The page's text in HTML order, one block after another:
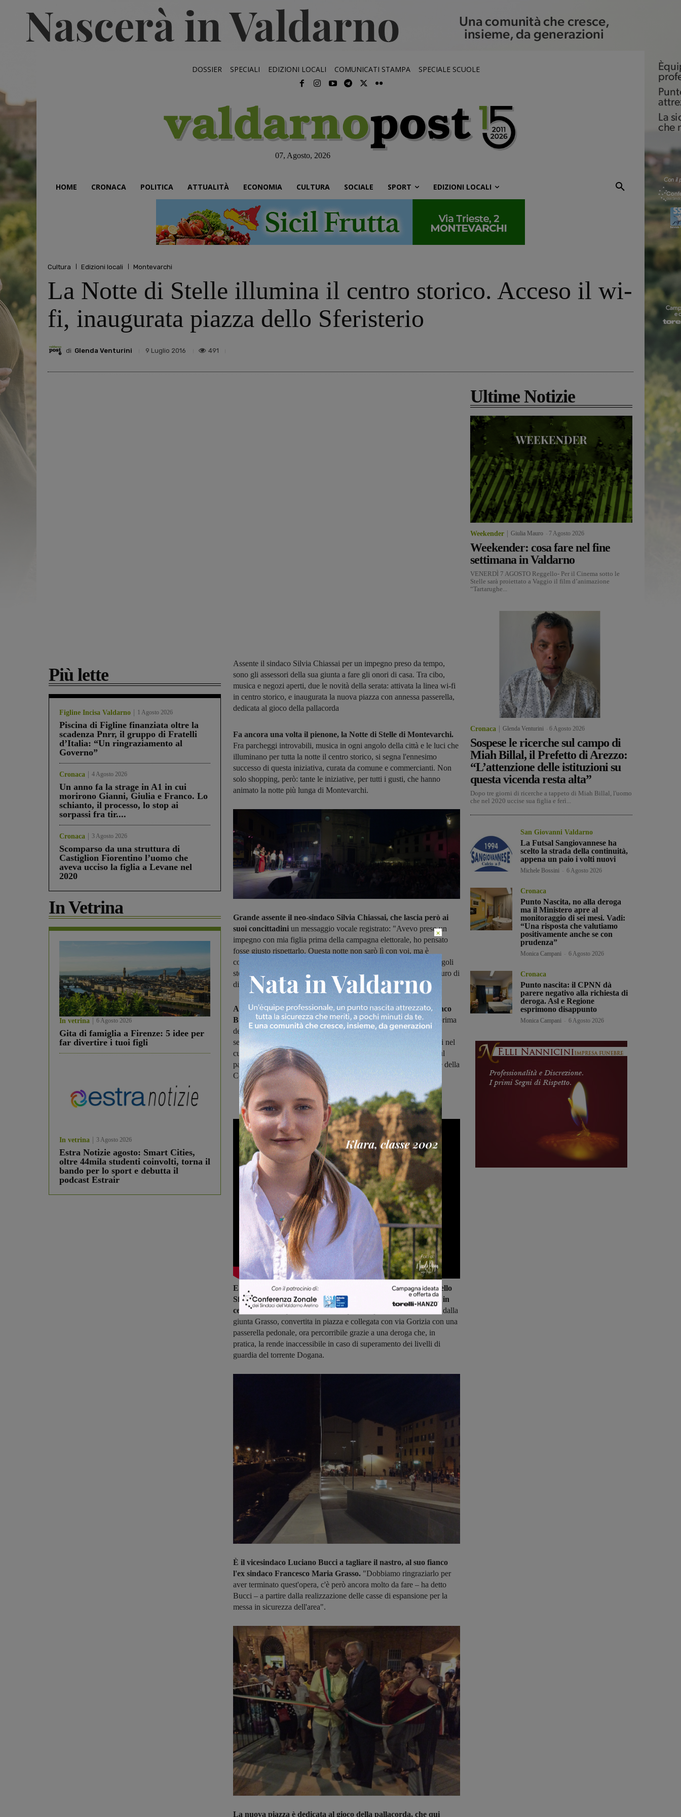
DOSSIER SPECIALI EDIZIONI LOCALI COMUNICATI STAMPA SPECIALE SCUOLE
07, Agosto, 2026
HOME CRONACA POLITICA ATTUALITÀ ECONOMIA CULTURA SOCIALE SPORT EDIZIONI LOCALI
Cultura Edizioni locali Montevarchi
La Notte di Stelle illumina il centro storico. Acceso il wi-
fi, inaugurata piazza dello Sferisterio
di Glenda Venturini 9 Luglio 2016 491
Più lette
Figline Incisa Valdarno 1 Agosto 2026
Piscina di Figline finanziata oltre la
scadenza Pnrr, il gruppo di Fratelli
d’Italia: “Un ringraziamento al
Governo”
Cronaca 4 Agosto 2026
Un anno fa la strage in A1 in cui
morirono Gianni, Giulia e Franco. Lo
schianto, il processo, lo stop ai
sorpassi fra tir....
Cronaca 3 Agosto 2026
Scomparso da una struttura di
Castiglion Fiorentino l’uomo che
aveva ucciso la figlia a Levane nel
2020
In Vetrina
In vetrina 6 Agosto 2026
Gita di famiglia a Firenze: 5 idee per
far divertire i tuoi figli
In vetrina 3 Agosto 2026
Estra Notizie agosto: Smart Cities,
oltre 44mila studenti coinvolti, torna il
bando per lo sport e debutta il
podcast Estrair
Assente il sindaco Silvia Chiassai per un impegno preso da tempo,
sono gli assessori della sua giunta a fare gli onori di casa. Tra cibo,
musica e negozi aperti, due le novità della serata: attivata la linea wi-fi
in centro storico, e inaugurata la nuova piazza con annessa passerella,
dedicata al gioco della pallacorda
Fa ancora una volta il pienone, la Notte di Stelle di Montevarchi.
Fra parcheggi introvabili, musica in ogni angolo della città e le luci che
illuminano per tutta la notte il centro storico, si segna l'ennesimo
successo di questa iniziativa, curata da comune e commercianti. Non
solo shopping, però: tante le iniziative, per tutti i gusti, che hanno
animato la notte più lunga di Montevarchi.
Grande assente il neo-sindaco Silvia Chiassai, che lascia però ai
suoi concittadini un messaggio vocale registrato: "Avevo preso un
impegno con mia figlia prima della campagna elettorale, ho pensato
fosse giusto rispettarlo. Questa notte non sarò lì con voi, ma è
comunque la nostra notte, della città e dei cittadini: riscoprirete angoli
storici, vivrete il centro storico, conoscerete alcune novità. Vi auguro di
divertirvi".
A fare gli onori di casa c'è gran parte della giunta: il vicesindaco
Bucci, gli assessori Isetto e Salvi.E sono loro ad annunciare la prima
delle novità: è l'attivazione della wi-fi gratuita in centro storico. Il
segnale su piazza Varchi si accende, sotto il nome di 'Montevarchi nel
cuore' (password, Varchi2016). L'apertura della festa in piazza, sul
palco, è insieme alle rappresentanti del CCN, Federica Vannelli, e della
Confcommercio, Roberta Soldani.
E poi l'altra novità, l'inaugurazione della restaurata piazza dello
Sferisterio. Appalto che rientrava nell'ambito dei lavori Piuss in
centro storico
, quell'area è stata acquisita a patrimonio comunale dalla
giunta Grasso, convertita in piazza e collegata con via Gorizia con una
passerella pedonale, ora percorribile grazie a una deroga che, in
pratica, la rende inaccessibile in caso di superamento dei livelli di
guardia del torrente Dogana.
È il vicesindaco Luciano Bucci a tagliare il nastro, al suo fianco
l'ex sindaco Francesco Maria Grasso. "Dobbiamo ringraziarlo per
aver terminato quest'opera, c'è però ancora molto da fare – ha detto
Bucci – a partire dalla realizzazione delle casse di espansione per la
messa in sicurezza dell'area".
La nuova piazza è dedicata al gioco della pallacorda, che qui
Ultime Notizie
Weekender Giulia Mauro 7 Agosto 2026
Weekender: cosa fare nel fine
settimana in Valdarno
VENERDÌ 7 AGOSTO Reggello- Per il Cinema sotto le
Stelle sarà proiettato a Vaggio il film d’animazione
“Tartarughe...
Cronaca Glenda Venturini 6 Agosto 2026
Sospese le ricerche sul campo di
Miah Billal, il Prefetto di Arezzo:
“L’attenzione delle istituzioni su
questa vicenda resta alta”
Dopo tre giorni di ricerche a tappeto di Miah Billal, l'uomo
che nel 2020 uccise sua figlia e ferì...
San Giovanni Valdarno
La Futsal Sangiovannese ha
scelto la strada della continuità,
appena un paio i volti nuovi
Michele Bossini 6 Agosto 2026
Cronaca
Punto Nascita, no alla deroga
ma il Ministero apre al
monitoraggio di sei mesi. Vadi:
“Una risposta che valutiamo
positivamente anche se con
prudenza”
Monica Campani 6 Agosto 2026
Cronaca
Punto nascita: il CPNN dà
parere negativo alla richiesta di
deroga. Asl e Regione
esprimono disappunto
Monica Campani 6 Agosto 2026
×